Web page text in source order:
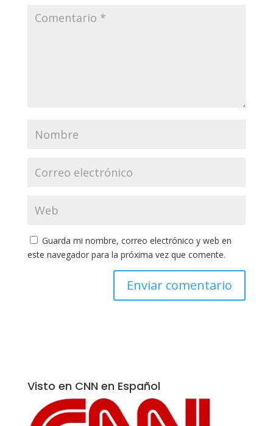
Guarda mi nombre, correo electrónico y web en
este navegador para la próxima vez que comente.
Visto en CNN en Español